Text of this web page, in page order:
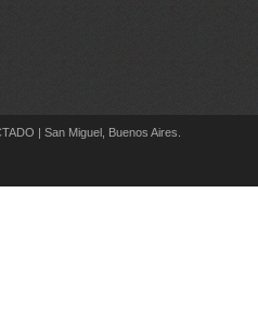
| San Miguel, Buenos Aires.